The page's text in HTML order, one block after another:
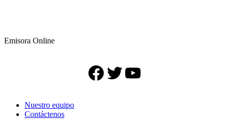
Emisora Online
Facebook
Twitter
YouTube
Nuestro equipo
Contáctenos